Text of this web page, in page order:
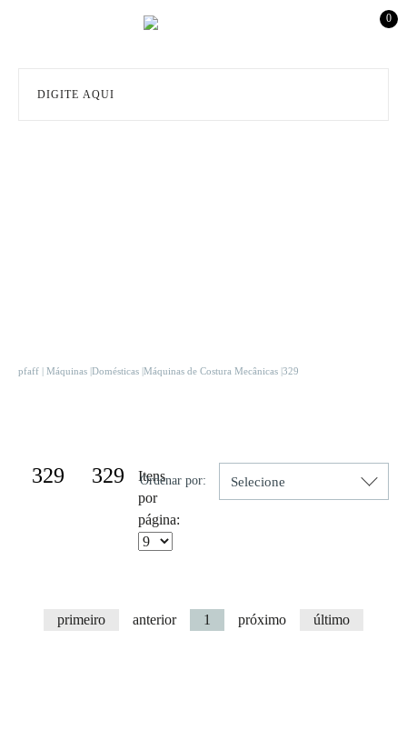
0
pfaff Máquinas Domésticas Máquinas de Costura Mecânicas 329
329 329 Ordenar por:
Itens
por
página:
primeiro anterior 1 próximo último